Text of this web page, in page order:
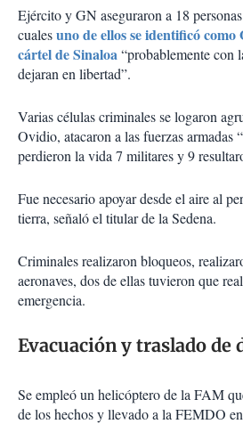
Ejército y GN aseguraron a 18
cualesuno de ellos se identificó como
cártel de Sinaloa“probablemente con
dejaran en libertad”.
Varias células criminales se logaron
Ovidio, atacaron a las fuerzas armadas
perdieron la vida 7 militares y 9
Fue necesario apoyar desde el aire al
tierra, señaló el titular de la Sedena.
Criminales realizaron bloqueos,
aeronaves, dos de ellas tuvieron que
emergencia.
Evacuación y traslado de
Se empleó un helicóptero de la FAM
de los hechos y llevado a la FEMDO